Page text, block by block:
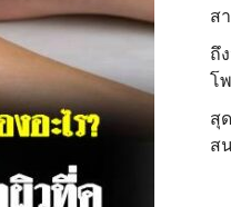
ส
ถึ
โ
สุ
ส